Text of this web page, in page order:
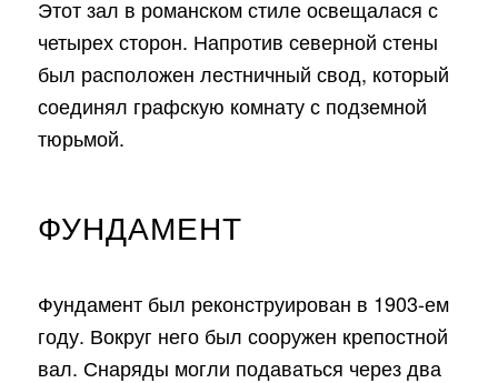
Этот зал в романском стиле освещалася с
четырех сторон. Напротив северной стены
был расположен лестничный свод, который
соединял графскую комнату с подземной
тюрьмой.
ФУНДАМЕНТ
Фундамент был реконструирован в 1903-ем
году. Вокруг него был сооружен крепостной
вал. Снаряды могли подаваться через два